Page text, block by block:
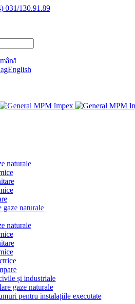
031/130.91.89
English
naturale
gaze naturale
naturale
și industriale
gaze naturale
pentru instalațiile executate